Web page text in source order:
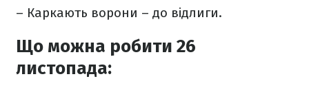
– Каркають ворони – до відлиги.
Що можна робити 26
листопада: